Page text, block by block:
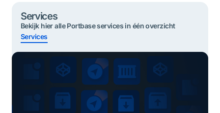
Services
Bekijk hier alle Portbase services in één overzicht
Services